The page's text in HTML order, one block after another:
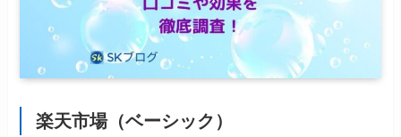
楽天市場（ベーシック）